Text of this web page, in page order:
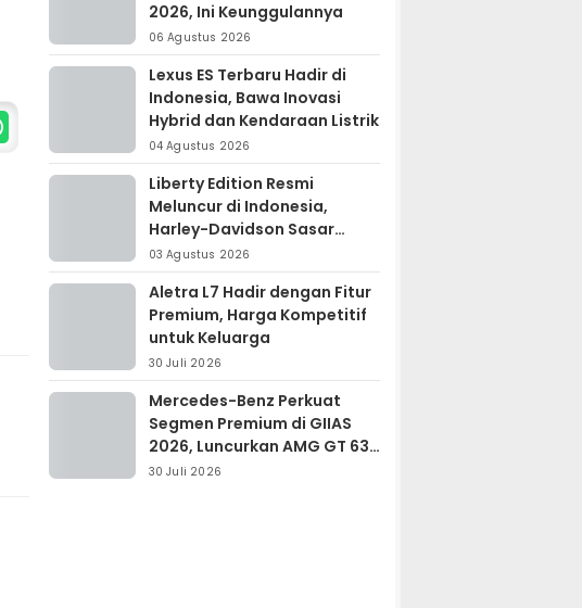
2026, Ini Keunggulannya
06 Agustus 2026
Lexus ES Terbaru Hadir di
Indonesia, Bawa Inovasi
Hybrid dan Kendaraan Listrik
04 Agustus 2026
Liberty Edition Resmi
Meluncur di Indonesia,
Harley-Davidson Sasar
Kolektor Motor Premium
03 Agustus 2026
Aletra L7 Hadir dengan Fitur
Premium, Harga Kompetitif
untuk Keluarga
30 Juli 2026
Mercedes-Benz Perkuat
Segmen Premium di GIIAS
2026, Luncurkan AMG GT 63
PRO dan GLC 200
30 Juli 2026